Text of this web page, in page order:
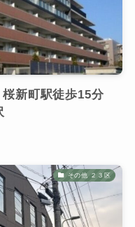
桜新町駅徒歩15分
その他 ２３区